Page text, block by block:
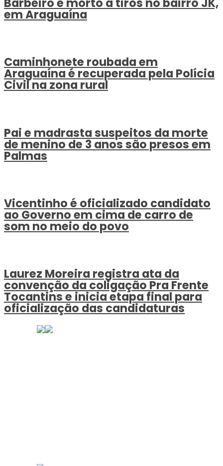
em Araguaína
Caminhonete roubada em
Araguaína é recuperada pela Polícia
Civil na zona rural
Pai e madrasta suspeitos da morte
de menino de 3 anos são presos em
Palmas
Vicentinho é oficializado candidato
ao Governo em cima de carro de
som no meio do povo
Laurez Moreira registra ata da
convenção da coligação Pra Frente
Tocantins e inicia etapa final para
oficialização das candidaturas